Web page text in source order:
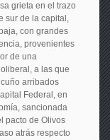
grieta en el trazo
sur de la capital,
con grandes
provenientes
de una
a las que
arribados
Federal, en
sancionada
pacto de Olivos
atrás respecto